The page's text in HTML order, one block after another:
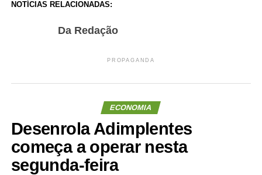
NOTÍCIAS RELACIONADAS:
Da Redação
PROPAGANDA
ECONOMIA
Desenrola Adimplentes
começa a operar nesta
segunda-feira